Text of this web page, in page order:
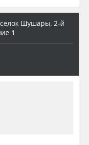
Шушары, 2-й
1